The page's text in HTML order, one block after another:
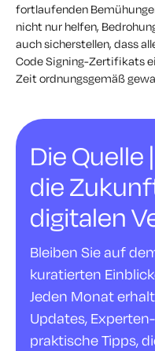
fortlaufenden
nicht nur helfen,
auch sicherstellen, dass
Code Signing-Zertifikats
Zeit ordnungsgemäß
Die Quelle
die
digitalen
Bleiben Sie auf
kuratierten
Jeden Monat
Updates,
praktische Tipps,